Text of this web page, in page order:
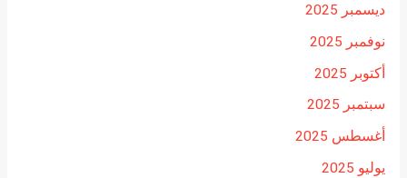
ديسمبر 2025
نوفمبر 2025
أكتوبر 2025
سبتمبر 2025
أغسطس 2025
يوليو 2025